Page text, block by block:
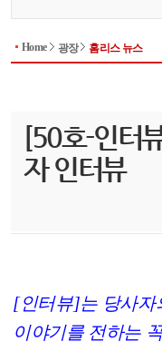
Home 광장 홈리스 뉴스
[50호-인터
자 인터뷰
[인터뷰]는 당사자
이야기를 전하는